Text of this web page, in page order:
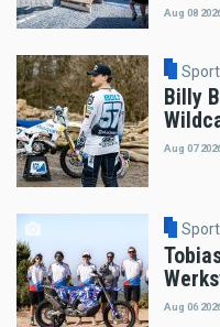
Aug 08
Sport
Billy
Aug 07
Sport
Aug 06